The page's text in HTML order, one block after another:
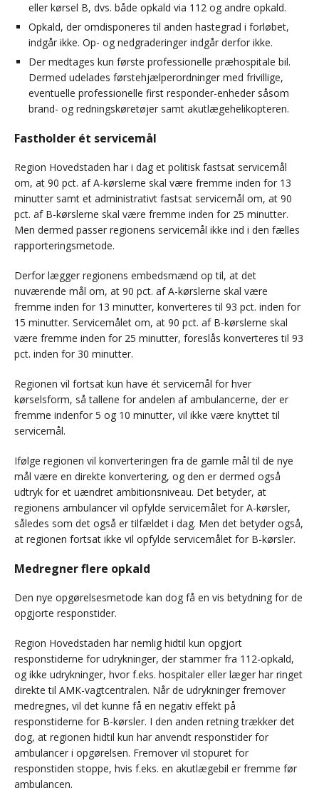
eller kørsel B, dvs. både opkald via 112 og andre opkald.
Opkald, der omdisponeres til anden hastegrad i forløbet,
indgår ikke. Op- og nedgraderinger indgår derfor ikke.
Der medtages kun første professionelle præhospitale bil.
Dermed udelades førstehjælperordninger med frivillige,
eventuelle professionelle first responder-enheder såsom
brand- og redningskøretøjer samt akutlægehelikopteren.
Fastholder ét servicemål
Region Hovedstaden har i dag et politisk fastsat servicemål
om, at 90 pct. af A-kørslerne skal være fremme inden for 13
minutter samt et administrativt fastsat servicemål om, at 90
pct. af B-kørslerne skal være fremme inden for 25 minutter.
Men dermed passer regionens servicemål ikke ind i den fælles
rapporteringsmetode.
Derfor lægger regionens embedsmænd op til, at det
nuværende mål om, at 90 pct. af A-kørslerne skal være
fremme inden for 13 minutter, konverteres til 93 pct. inden for
15 minutter. Servicemålet om, at 90 pct. af B-kørslerne skal
være fremme inden for 25 minutter, foreslås konverteres til 93
pct. inden for 30 minutter.
Regionen vil fortsat kun have ét servicemål for hver
kørselsform, så tallene for andelen af ambulancerne, der er
fremme indenfor 5 og 10 minutter, vil ikke være knyttet til
servicemål.
Ifølge regionen vil konverteringen fra de gamle mål til de nye
mål være en direkte konvertering, og den er dermed også
udtryk for et uændret ambitionsniveau. Det betyder, at
regionens ambulancer vil opfylde servicemålet for A-kørsler,
således som det også er tilfældet i dag. Men det betyder også,
at regionen fortsat ikke vil opfylde servicemålet for B-kørsler.
Medregner flere opkald
Den nye opgørelsesmetode kan dog få en vis betydning for de
opgjorte responstider.
Region Hovedstaden har nemlig hidtil kun opgjort
responstiderne for udrykninger, der stammer fra 112-opkald,
og ikke udrykninger, hvor f.eks. hospitaler eller læger har ringet
direkte til AMK-vagtcentralen. Når de udrykninger fremover
medregnes, vil det kunne få en negativ effekt på
responstiderne for B-kørsler. I den anden retning trækker det
dog, at regionen hidtil kun har anvendt responstider for
ambulancer i opgørelsen. Fremover vil stopuret for
responstiden stoppe, hvis f.eks. en akutlægebil er fremme før
ambulancen.